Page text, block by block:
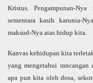
Kristus. Pengampunan-
sementara kasih karunia-
maksud-Nya atas hidup kita.
Kanvas kehidupan kita
yang mengetahui
apa pun kita oleh dosa,